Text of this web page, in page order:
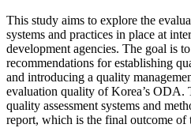
This study aims to explore the
systems and practices in place at
development agencies. The goal is
recommendations for establishing
and introducing a quality
evaluation quality of Korea’s ODA.
quality assessment systems and
report, which is the final outcome of